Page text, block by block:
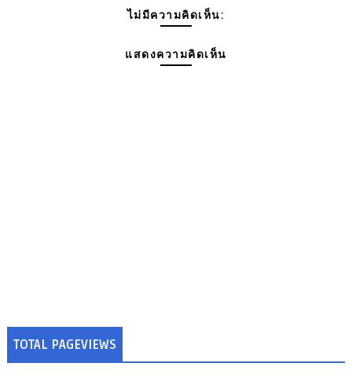
ไม่มีความคิดเห็น:
แสดงความคิดเห็น
TOTAL PAGEVIEWS